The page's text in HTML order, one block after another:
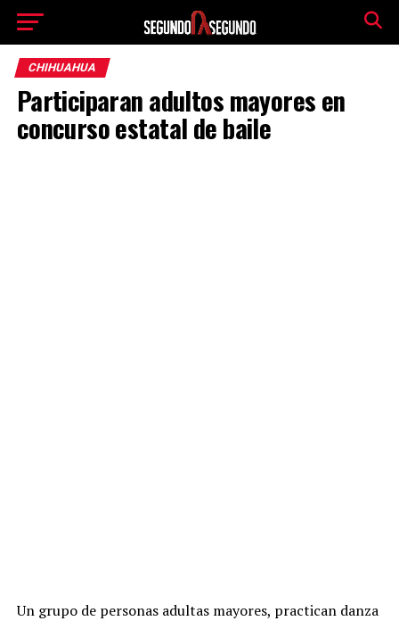
CHIHUAHUA
Participaran adultos mayores en
concurso estatal de baile
Un grupo de personas adultas mayores, practican danza